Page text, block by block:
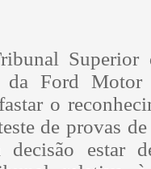
Superior
da Ford Motor
o
de provas
estar